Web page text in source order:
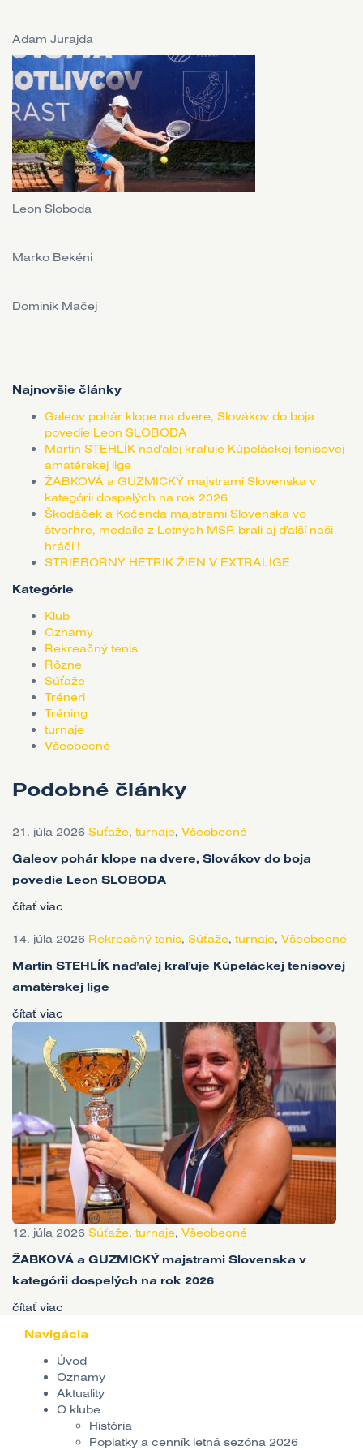
Adam Jurajda
Leon Sloboda
Marko Bekéni
Dominik Mačej
Najnovšie články
Galeov pohár klope na dvere, Slovákov do boja
povedie Leon SLOBODA
Martin STEHLÍK naďalej kraľuje Kúpeláckej tenisovej
amatérskej lige
ŽABKOVÁ a GUZMICKÝ majstrami Slovenska v
kategórii dospelých na rok 2026
Škodáček a Kočenda majstrami Slovenska vo
štvorhre, medaile z Letných MSR brali aj ďalší naši
hráči !
STRIEBORNÝ HETRIK ŽIEN V EXTRALIGE
Kategórie
Klub
Oznamy
Rekreačný tenis
Rôzne
Súťaže
Tréneri
Tréning
turnaje
Všeobecné
Podobné články
21. júla 2026 Súťaže, turnaje, Všeobecné
Galeov pohár klope na dvere, Slovákov do boja
povedie Leon SLOBODA
čítať viac
14. júla 2026 Rekreačný tenis, Súťaže, turnaje, Všeobecné
Martin STEHLÍK naďalej kraľuje Kúpeláckej tenisovej
amatérskej lige
čítať viac
12. júla 2026 Súťaže, turnaje, Všeobecné
ŽABKOVÁ a GUZMICKÝ majstrami Slovenska v
kategórii dospelých na rok 2026
čítať viac
Navigácia
Úvod
Oznamy
Aktuality
O klube
História
Poplatky a cenník letná sezóna 2026